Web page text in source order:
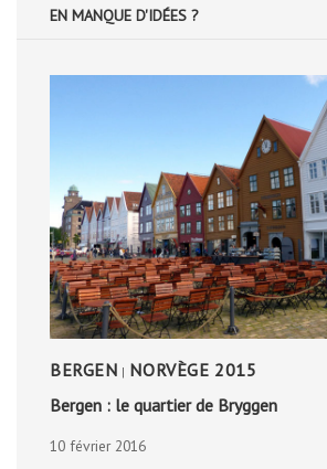
EN MANQUE D'IDÉES ?
BERGEN | NORVÈGE 2015
Bergen : le quartier de Bryggen
10 février 2016